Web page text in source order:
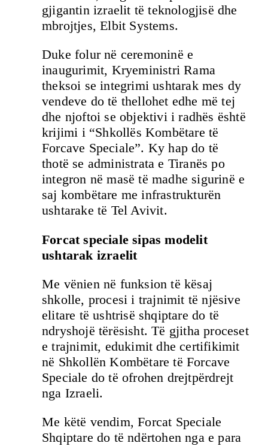
gjigantin izraelit të teknologjisë dhe
mbrojtjes, Elbit Systems.
Duke folur në ceremoninë e
inaugurimit, Kryeministri Rama
theksoi se integrimi ushtarak mes dy
vendeve do të thellohet edhe më tej
dhe njoftoi se objektivi i radhës është
krijimi i “Shkollës Kombëtare të
Forcave Speciale”. Ky hap do të
thotë se administrata e Tiranës po
integron në masë të madhe sigurinë e
saj kombëtare me infrastrukturën
ushtarake të Tel Avivit.
Forcat speciale sipas modelit
ushtarak izraelit
Me vënien në funksion të kësaj
shkolle, procesi i trajnimit të njësive
elitare të ushtrisë shqiptare do të
ndryshojë tërësisht. Të gjitha proceset
e trajnimit, edukimit dhe certifikimit
në Shkollën Kombëtare të Forcave
Speciale do të ofrohen drejtpërdrejt
nga Izraeli.
Me këtë vendim, Forcat Speciale
Shqiptare do të ndërtohen nga e para